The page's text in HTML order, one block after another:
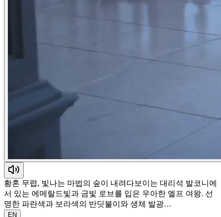
황혼 무렵, 빛나는 마법의 숲이 내려다보이는 대리석 발코니에
서 있는 에메랄드빛과 금빛 로브를 입은 우아한 엘프 여왕. 선
명한 파란색과 보라색의 반딧불이와 생체 발광…
EN